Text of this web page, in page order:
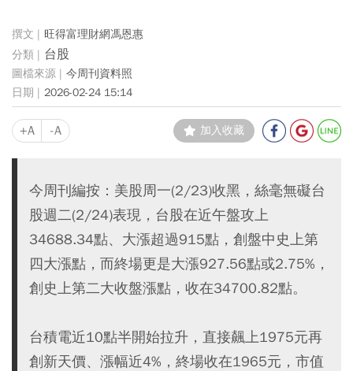
旺得富理財網馮恩惠
台股
今周刊資料照
2026-02-24 15:14
+A -A 加入收藏
今周刊編按：美股周一(2/23)收黑，絲毫無礙台
股週二(2/24)表現，台股在近午盤攻上
34688.34點、大漲超過915點，創盤中史上第
四大漲點，而終場更是大漲927.56點或2.75%，
創史上第二大收盤漲點，收在34700.82點。
台積電近10點半開始拉升，直接飆上1975元再
創新天價、漲幅近4%，終場收在1965元，市值